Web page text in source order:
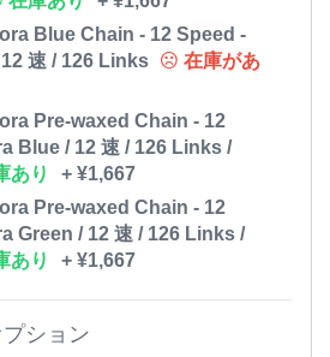
Blue Chain - 12 Speed -
速 / 126 Links
在庫があ
Pre-waxed Chain - 12
Blue / 12 速 / 126 Links /
あり + ¥1,667
Pre-waxed Chain - 12
Green / 12 速 / 126 Links /
あり + ¥1,667
ション